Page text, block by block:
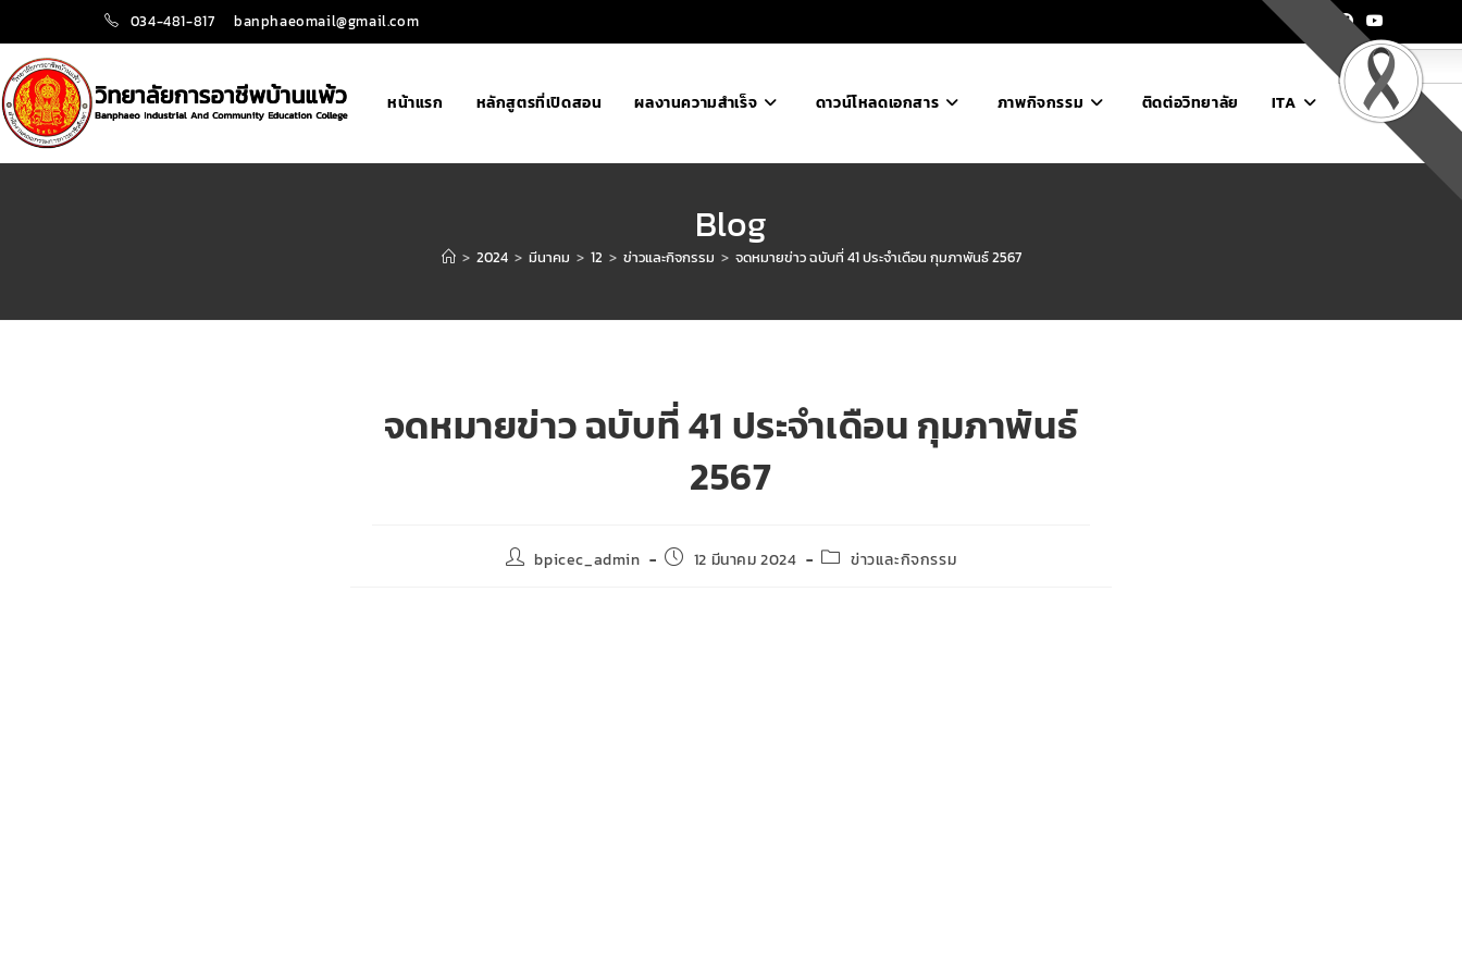
034-481-817 banphaeomail@gmail.com
หน้าแรก หลักสูตรที่เปิดสอน ผลงานความสำเร็จ ดาวน์โหลดเอกสาร ภาพกิจกรรม ติดต่อวิทยาลัย ITA
ไทย
Blog
> 2024 > มีนาคม > 12 > ข่าวและกิจกรรม > จดหมายข่าว ฉบับที่ 41 ประจำเดือน กุมภาพันธ์ 2567
จดหมายข่าว ฉบับที่ 41 ประจำเดือน กุมภาพันธ์
2567
bpicec_admin 12 มีนาคม 2024 ข่าวและกิจกรรม